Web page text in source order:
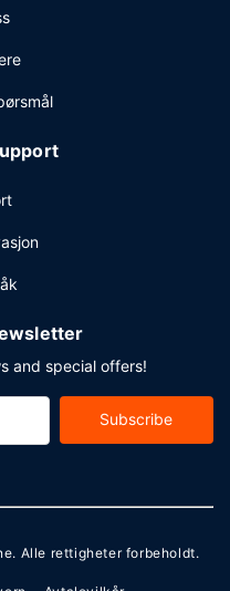
and special offers!
Subscribe
. Alle rettigheter forbeholdt.